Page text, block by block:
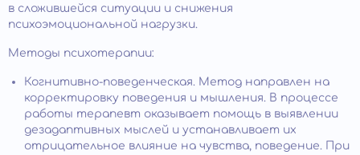
в сложившейся ситуации и снижения
психоэмоциональной нагрузки.
Методы психотерапии:
Когнитивно-поведенческая. Метод направлен на
корректировку поведения и мышления. В процессе
работы терапевт оказывает помощь в выявлении
дезадаптивных мыслей и устанавливает их
отрицательное влияние на чувства, поведение. При